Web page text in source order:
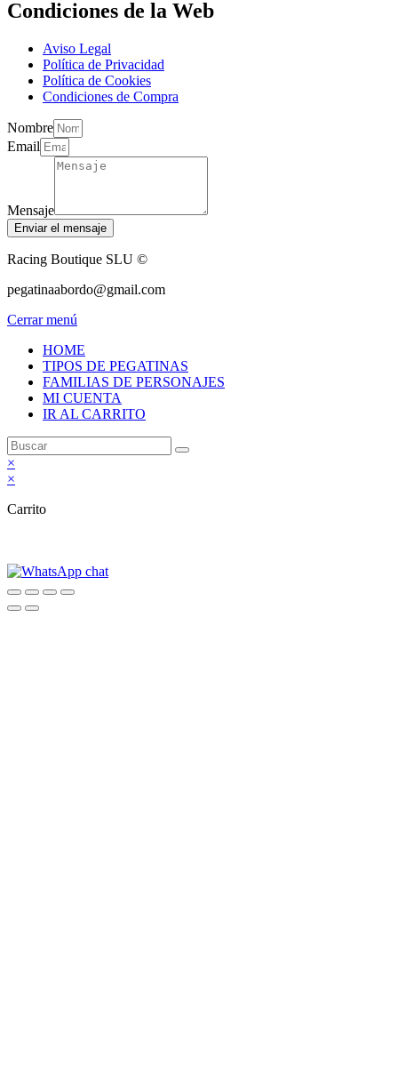
Condiciones de la Web
Aviso Legal
Política de Privacidad
Política de Cookies
Condiciones de Compra
Nombre
Email
Mensaje
Enviar el mensaje
Racing Boutique SLU ©
pegatinaabordo@gmail.com
Cerrar menú
HOME
TIPOS DE PEGATINAS
FAMILIAS DE PERSONAJES
MI CUENTA
IR AL CARRITO
×
×
Carrito